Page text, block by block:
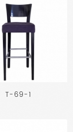
T-69-1